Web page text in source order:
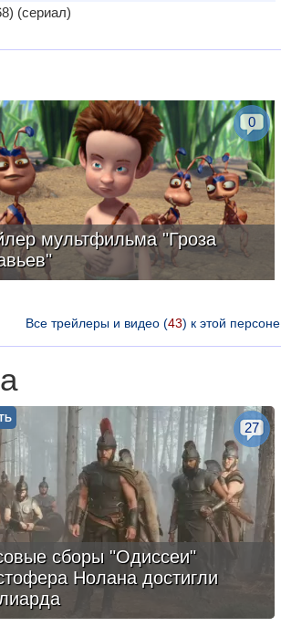
(сериал)
мультфильма "Гроза
0
Все трейлеры и видео (43) к этой персоне
сборы "Одиссеи"
Нолана достигли
27